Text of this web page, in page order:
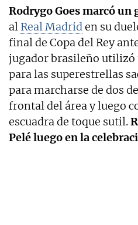
Rodrygo Goes marcó un
al Real Madriden su
final de Copa del Rey
jugador brasileño utilizó
para las superestrellas
para marcharse de dos
frontal del área y luego
escuadra de toque sutil.
Pelé luego en la